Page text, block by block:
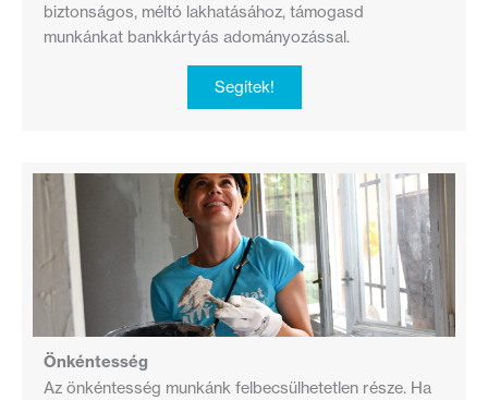
biztonságos, méltó lakhatásához, támogasd
munkánkat bankkártyás adományozással.
Segítek!
Önkéntesség
Az önkéntesség munkánk felbecsülhetetlen része. Ha